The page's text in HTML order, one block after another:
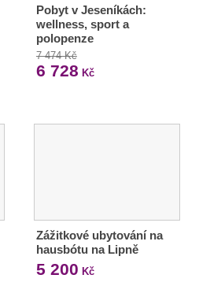
Pobyt v Jeseníkách:
wellness, sport a
polopenze
7 474 Kč
6 728 Kč
Zážitkové ubytování na
hausbótu na Lipně
5 200 Kč